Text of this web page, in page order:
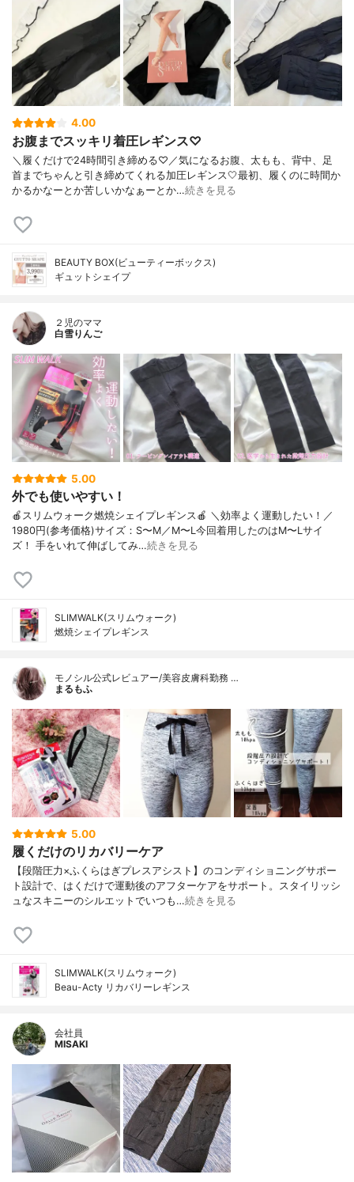
4.00
お腹までスッキリ着圧レギンス♡
＼履くだけで24時間引き締める♡／気になるお腹、太もも、背中、足
首までちゃんと引き締めてくれる加圧レギンス🤍最初、履くのに時間か
かるかなーとか苦しいかなぁーとか…続きを見る
BEAUTY BOX(ビューティーボックス)
ギュットシェイプ
２児のママ
白雪りんご
5.00
外でも使いやすい！
🍎スリムウォーク燃焼シェイプレギンス🍎 ＼効率よく運動したい！／
1980円(参考価格)サイズ：S〜M／M〜L今回着用したのはM〜Lサイ
ズ！ 手をいれて伸ばしてみ…続きを見る
SLIMWALK(スリムウォーク)
燃焼シェイプレギンス
モノシル公式レビュアー/美容皮膚科勤務 …
まるもふ
5.00
履くだけのリカバリーケア
【段階圧力×ふくらはぎプレスアシスト】のコンディショニングサポー
ト設計で、はくだけで運動後のアフターケアをサポート。スタイリッシ
ュなスキニーのシルエットでいつも…続きを見る
SLIMWALK(スリムウォーク)
Beau-Acty リカバリーレギンス
会社員
MISAKI